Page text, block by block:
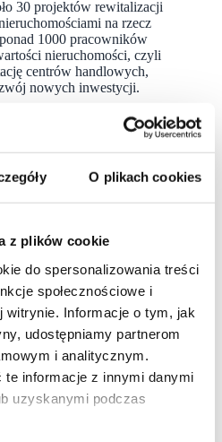
O plikach cookies
z plików cookie
do spersonalizowania treści
społecznościowe i
witrynie. Informacje o tym, jak
udostępniamy partnerom
i analitycznym.
te informacje z innymi danymi
uzyskanymi podczas
30 projektów rewitalizacji
na rzecz
1000 pracowników
nieruchomości, czyli
centrów handlowych,
nowych inwestycji.
podejście, które łączy
planowanie
temu tworzy nowoczesne
rynku i zmiany
siłę na handlowym DNA
Nazwa marki
jest skrótem angielskiego
i symbolizuje wizję firmy
w rozwój otoczenia.